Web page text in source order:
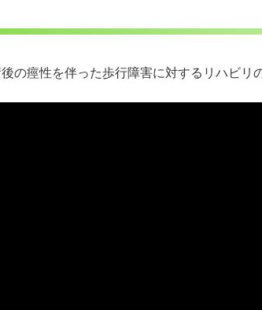
の痙性を伴った歩行障害に対するリハビリ